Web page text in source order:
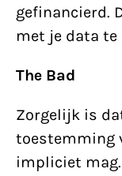
gefinancierd.
met je data te
The Bad
Zorgelijk is
toestemming
impliciet